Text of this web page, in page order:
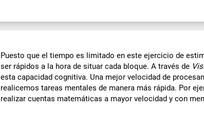
Puesto que el tiempo es limitado en este ejercicio de
ser rápidos a la hora de situar cada bloque. A través de
esta capacidad cognitiva. Una mejor velocidad de
realicemos tareas mentales de manera más rápida. Por
realizar cuentas matemáticas a mayor velocidad y con